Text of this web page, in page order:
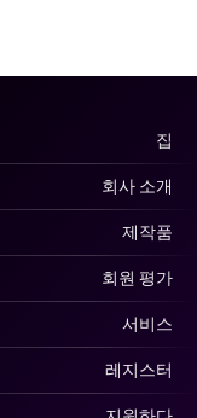
집
회사 소개
제작품
회원 평가
서비스
레지스터